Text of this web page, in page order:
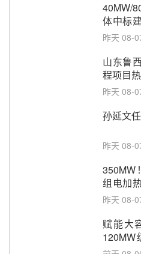
40MW/
体中标
调频改
昨天 08-
山东鲁
程项目
昨天 08-
孙延文
昨天 08-
350MW
组电加
改造项
昨天 08-
赋能大
型式试验